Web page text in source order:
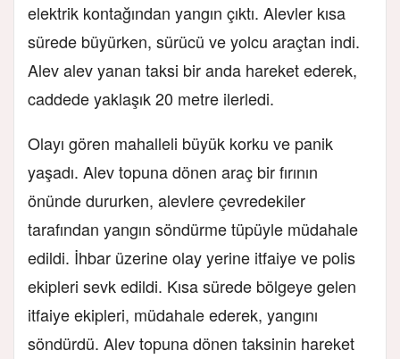
elektrik kontağından yangın çıktı. Alevler kısa
sürede büyürken, sürücü ve yolcu araçtan indi.
Alev alev yanan taksi bir anda hareket ederek,
caddede yaklaşık 20 metre ilerledi.
Olayı gören mahalleli büyük korku ve panik
yaşadı. Alev topuna dönen araç bir fırının
önünde dururken, alevlere çevredekiler
tarafından yangın söndürme tüpüyle müdahale
edildi. İhbar üzerine olay yerine itfaiye ve polis
ekipleri sevk edildi. Kısa sürede bölgeye gelen
itfaiye ekipleri, müdahale ederek, yangını
söndürdü. Alev topuna dönen taksinin hareket